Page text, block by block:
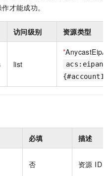
才能成功。
访问级别 资源类型
list
*
必填 描述
否 资源 ID